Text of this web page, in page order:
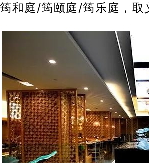
筠和庭/筠颐庭/筠乐庭，取